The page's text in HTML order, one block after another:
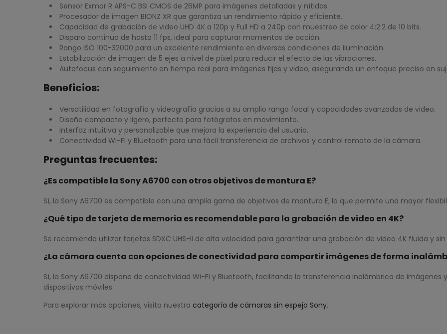
Sensor Exmor R APS-C BSI CMOS de 26MP para imágenes detalladas y nítidas.
Procesador de imagen BIONZ XR que garantiza un rendimiento rápido y eficiente.
Capacidad de grabación de video UHD 4K a 120p y Full HD a 240p con muestreo de color 4:2:2 de 10 bits.
Disparo continuo de hasta 11 fps, ideal para capturar momentos de acción.
Rango ISO 100-32000 para un excelente rendimiento en diversas condiciones de iluminación.
Estabilización de imagen de 5 ejes a nivel de píxel para reducir el efecto de las vibraciones.
Autofocus con seguimiento en tiempo real para imágenes fijas y video, asegurando un enfoque preciso en
Beneficios:
Versatilidad en fotografía y videografía gracias a su amplio rango focal y capacidades avanzadas de video.
Diseño compacto y ligero, perfecto para fotógrafos en movimiento.
Interfaz intuitiva y personalizable que mejora la experiencia del usuario.
Conectividad Wi-Fi y Bluetooth para una fácil transferencia de archivos y control remoto de la cámara.
Preguntas frecuentes:
¿Es compatible la Sony A6700 con otros objetivos de montura E?
Sí, la Sony A6700 es compatible con una amplia gama de objetivos de montura E, lo que permite una mayor
¿Qué tipo de tarjeta de memoria es recomendable para la grabación de video en 4K?
Se recomienda utilizar tarjetas SDXC UHS-II de alta velocidad para garantizar una grabación de video 4K fluida y
¿La cámara cuenta con opciones de conectividad para compartir imágenes de forma
Sí, la Sony A6700 dispone de conectividad Wi-Fi y Bluetooth, facilitando la transferencia inalámbrica de
dispositivos móviles.
Para explorar más opciones, visita nuestra categoría de cámaras sin espejo Sony.